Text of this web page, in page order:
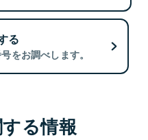
る
をお調べします。
る情報